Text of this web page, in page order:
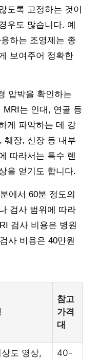
도록 고정하는 것이
우도 많습니다. 예
하는 조영제는 종
보여주어 정확한
압박을 확인하는
는 인대, 연골 등
게 파악하는 데 강
췌장, 신장 등 내부
따라서는 특수 렌
을 얻기도 합니다.
에서 60분 정도의
검사 범위에 따라
검사 비용은 병원
사 비용은 40만원
참고
가격
대
도 영상,
40-